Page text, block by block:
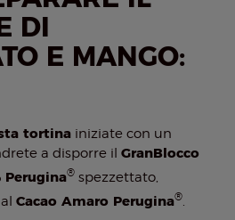
DI
E MANGO:
tortinainiziate con un
a disporre il GranBlocco
Perugina®spezzettato,
Cacao Amaro Perugina®.